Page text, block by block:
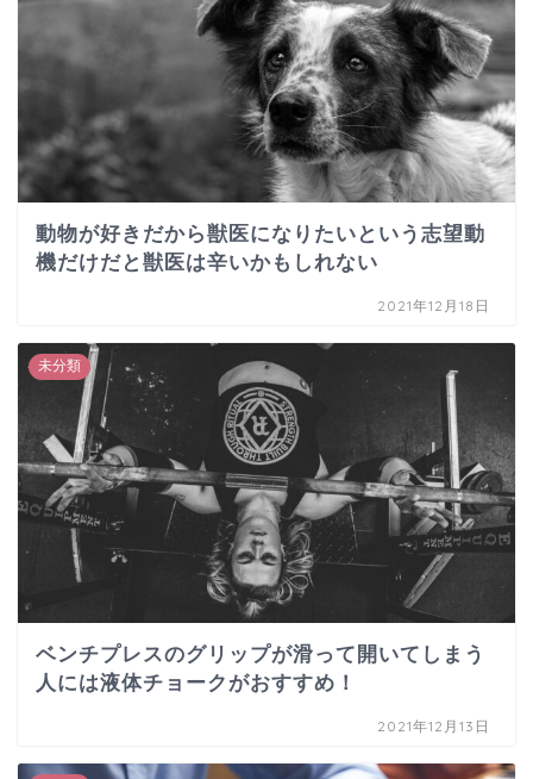
動物が好きだから獣医になりたいという志望動
機だけだと獣医は辛いかもしれない
2021年12月18日
未分類
ベンチプレスのグリップが滑って開いてしまう
人には液体チョークがおすすめ！
2021年12月13日